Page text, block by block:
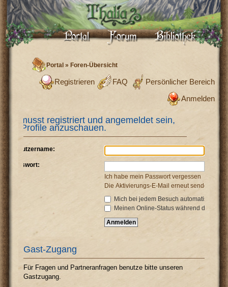
Portal »Foren-Übersicht
Persönlicher Bereich
FAQ
Registrieren
Anmelden
Du musst registriert und angemeldet sein,
um Profile anzuschauen.
Benutzername:
Passwort:
Ich habe mein Passwort vergessen
Die Aktivierungs-E-Mail erneut senden
Mich bei jedem Besuch automatisch
Meinen Online-Status während dieser
Gast-Zugang
Für Fragen und Partneranfragen benutze bitte unseren
Gastzugang.